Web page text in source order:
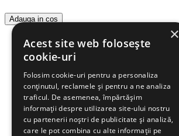
Adauga in cos
×
Acest site web folosește
cookie-uri
Folosim cookie-uri pentru a personaliza
conținutul, reclamele și pentru a ne analiza
traficul. De asemenea, împărtășim
informații despre utilizarea site-ului nostru
cu partenerii noștri de publicitate și analiză,
care le pot combina cu alte informații pe